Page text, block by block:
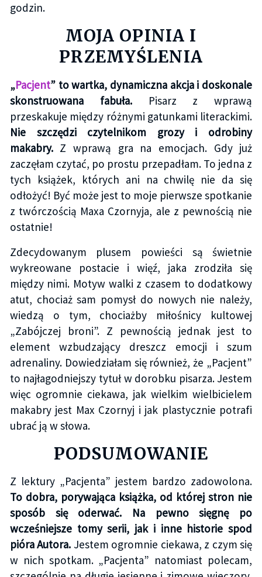
godzin.
MOJA OPINIA I
PRZEMYŚLENIA
„Pacjent” to wartka, dynamiczna akcja i doskonale
skonstruowana fabuła.Pisarz z wprawą
przeskakuje między różnymi gatunkami literackimi.
Nie szczędzi czytelnikom grozy i odrobiny
makabry.Z wprawą gra na emocjach. Gdy już
zaczęłam czytać, po prostu przepadłam. To jedna z
tych książek, których ani na chwilę nie da się
odłożyć! Być może jest to moje pierwsze spotkanie
z twórczością Maxa Czornyja, ale z pewnością nie
ostatnie!
Zdecydowanym plusem powieści są świetnie
wykreowane postacie i więź, jaka zrodziła się
między nimi. Motyw walki z czasem to dodatkowy
atut, chociaż sam pomysł do nowych nie należy,
wiedzą o tym, chociażby miłośnicy kultowej
„Zabójczej broni”. Z pewnością jednak jest to
element wzbudzający dreszcz emocji i szum
adrenaliny. Dowiedziałam się również, że „Pacjent”
to najłagodniejszy tytuł w dorobku pisarza. Jestem
więc ogromnie ciekawa, jak wielkim wielbicielem
makabry jest Max Czornyj i jak plastycznie potrafi
ubrać ją w słowa.
PODSUMOWANIE
Z lektury „Pacjenta” jestem bardzo zadowolona.
To dobra, porywająca książka, od której stron nie
sposób się oderwać. Na pewno sięgnę po
wcześniejsze tomy serii, jak i inne historie spod
pióra Autora. Jestem ogromnie ciekawa, z czym się
w nich spotkam. „Pacjenta” natomiast polecam,